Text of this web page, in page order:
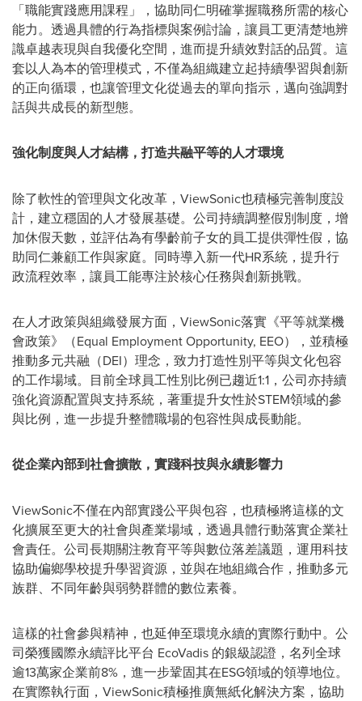
「職能實踐應用課程」，協助同仁明確掌握職務所需的核心
能力。透過具體的行為指標與案例討論，讓員工更清楚地辨
識卓越表現與自我優化空間，進而提升績效對話的品質。這
套以人為本的管理模式，不僅為組織建立起持續學習與創新
的正向循環，也讓管理文化從過去的單向指示，邁向強調對
話與共成長的新型態。
強化制度與人才結構，打造共融平等的人才環境
除了軟性的管理與文化改革，ViewSonic也積極完善制度設
計，建立穩固的人才發展基礎。公司持續調整假別制度，增
加休假天數，並評估為有學齡前子女的員工提供彈性假，協
助同仁兼顧工作與家庭。同時導入新一代HR系統，提升行
政流程效率，讓員工能專注於核心任務與創新挑戰。
在人才政策與組織發展方面，ViewSonic落實《平等就業機
會政策》（Equal Employment Opportunity, EEO），並積極
推動多元共融（DEI）理念，致力打造性別平等與文化包容
的工作場域。目前全球員工性別比例已趨近1:1，公司亦持續
強化資源配置與支持系統，著重提升女性於STEM領域的參
與比例，進一步提升整體職場的包容性與成長動能。
從企業內部到社會擴散，實踐科技與永續影響力
ViewSonic不僅在內部實踐公平與包容，也積極將這樣的文
化擴展至更大的社會與產業場域，透過具體行動落實企業社
會責任。公司長期關注教育平等與數位落差議題，運用科技
協助偏鄉學校提升學習資源，並與在地組織合作，推動多元
族群、不同年齡與弱勢群體的數位素養。
這樣的社會參與精神，也延伸至環境永續的實際行動中。公
司榮獲國際永續評比平台 EcoVadis 的銀級認證，名列全球
逾13萬家企業前8%，進一步鞏固其在ESG領域的領導地位。
在實際執行面，ViewSonic積極推廣無紙化解決方案，協助